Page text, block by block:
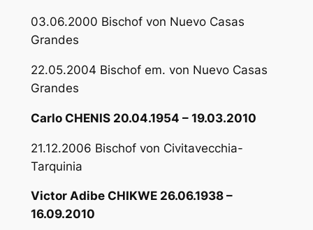
03.06.2000 Bischof von Nuevo Casas
Grandes
22.05.2004 Bischof em. von Nuevo Casas
Grandes
Carlo CHENIS 20.04.1954 – 19.03.2010
21.12.2006 Bischof von Civitavecchia-
Tarquinia
Victor Adibe CHIKWE 26.06.1938 –
16.09.2010